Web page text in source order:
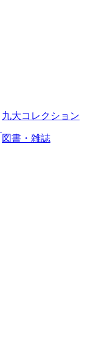
九大コレクション
図書・雑誌